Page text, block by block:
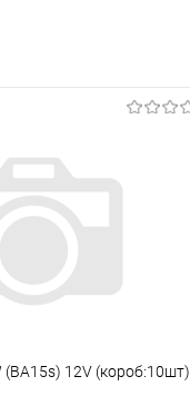
12V (короб:10шт)